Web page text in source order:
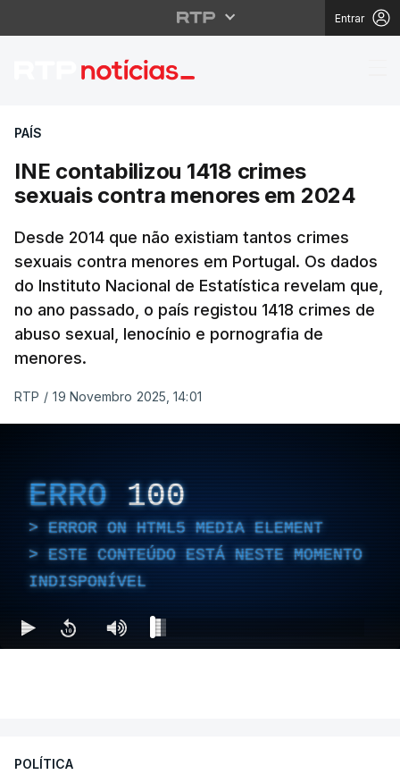
Entrar
INE contabilizou 1418
PAÍS
INE contabilizou 1418 crimes
sexuais contra menores em 2024
Desde 2014 que não existiam tantos crimes
sexuais contra menores em Portugal. Os dados
do Instituto Nacional de Estatística revelam que,
no ano passado, o país registou 1418 crimes de
abuso sexual, lenocínio e pornografia de
menores.
RTP / 19 Novembro 2025, 14:01
ERRO 100
ERROR ON HTML5 MEDIA ELEMENT
ESTE CONTEÚDO ESTÁ NESTE MOMENTO
INDISPONÍVEL
POLÍTICA